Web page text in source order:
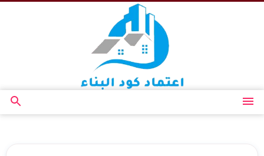
القائمة
بحث